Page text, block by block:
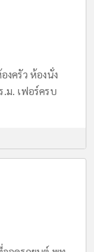
งครัว ห้องนั่ง
.ม. เฟอร์ครบ